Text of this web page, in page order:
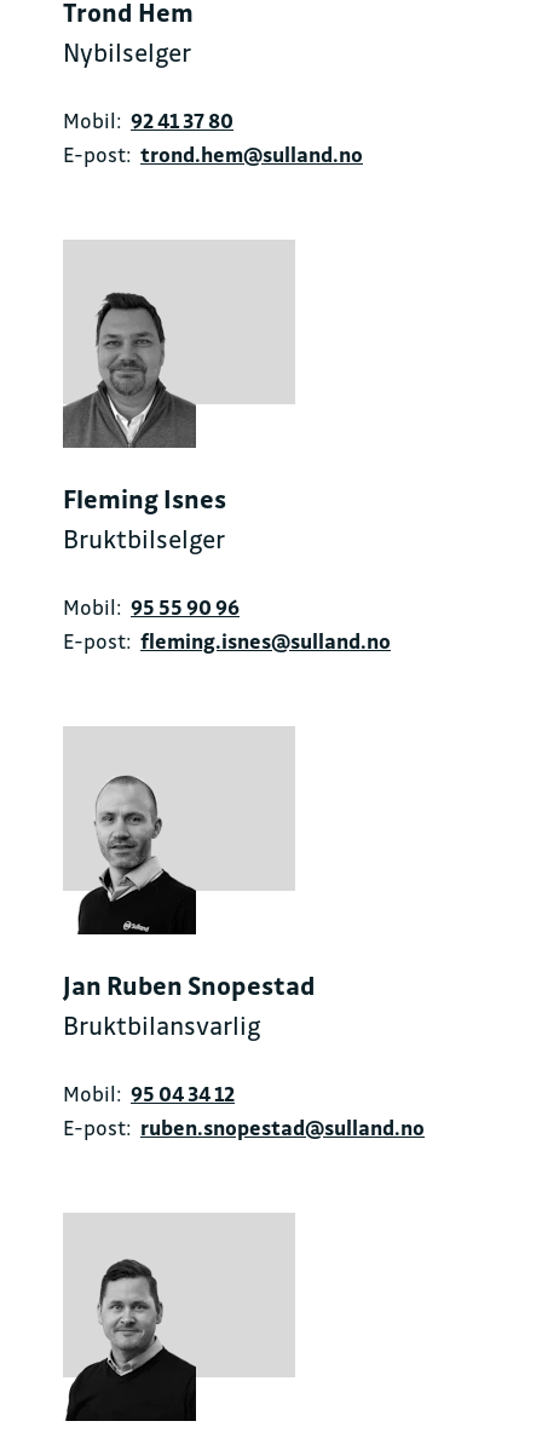
Trond Hem
Nybilselger
Mobil: 92 41 37 80
E-post: trond.hem@sulland.no
Fleming Isnes
Bruktbilselger
Mobil: 95 55 90 96
E-post: fleming.isnes@sulland.no
Jan Ruben Snopestad
Bruktbilansvarlig
Mobil: 95 04 34 12
E-post: ruben.snopestad@sulland.no